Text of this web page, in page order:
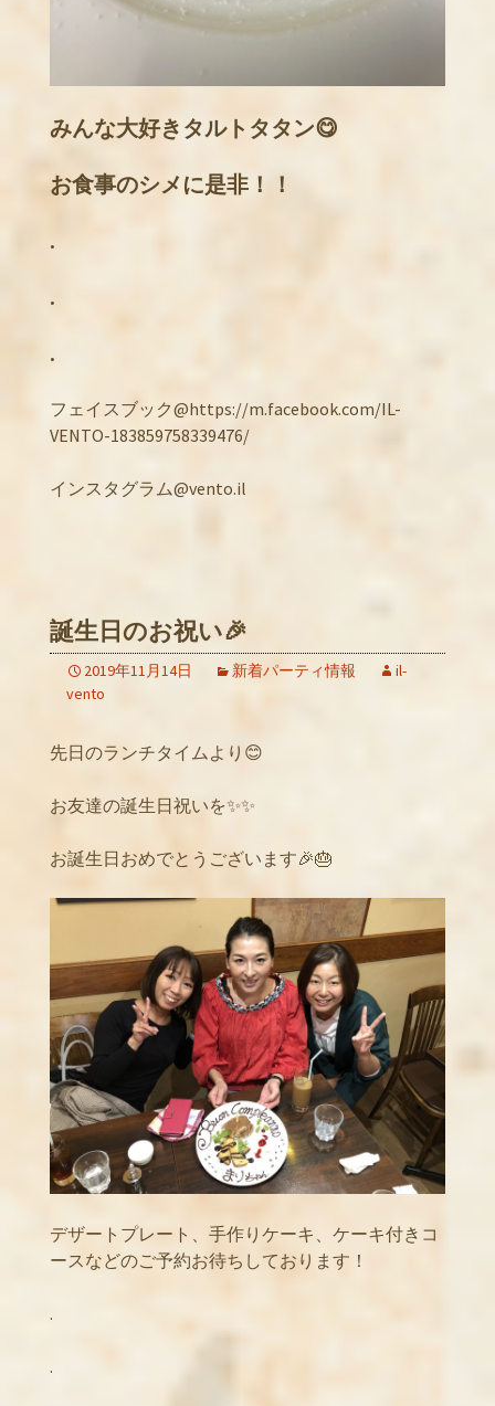
みんな大好きタルトタタン😋
お食事のシメに是非！！
.
.
.
フェイスブック@https://m.facebook.com/IL-
VENTO-183859758339476/
インスタグラム@vento.il
誕生日のお祝い🎉
2019年11月14日 新着パーティ情報
il-
vento
先日のランチタイムより😊
お友達の誕生日祝いを✨✨
お誕生日おめでとうございます🎉🎂
デザートプレート、手作りケーキ、ケーキ付きコ
ースなどのご予約お待ちしております！
.
.